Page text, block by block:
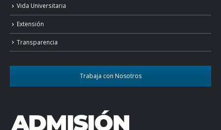
Vida Universitaria
Extensión
Transparencia
Trabaja con Nosotros